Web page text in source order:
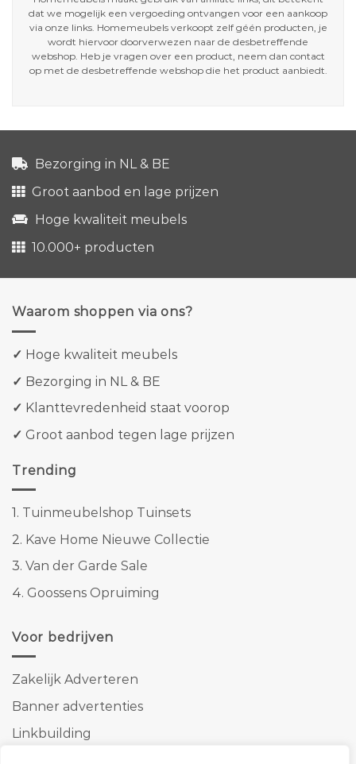
dat we mogelijk een vergoeding ontvangen voor een aankoop
via onze links. Homemeubels verkoopt zelf géén producten, je
wordt hiervoor doorverwezen naar de desbetreffende
webshop. Heb je vragen over een product, neem dan contact
op met de desbetreffende webshop die het product aanbiedt.
Bezorging in NL & BE
Groot aanbod en lage prijzen
Hoge kwaliteit meubels
10.000+ producten
Waarom shoppen via ons?
✓ Hoge kwaliteit meubels
✓ Bezorging in NL & BE
✓ Klanttevredenheid staat voorop
✓ Groot aanbod tegen lage prijzen
Trending
1. Tuinmeubelshop Tuinsets
2. Kave Home Nieuwe Collectie
3. Van der Garde Sale
4. Goossens Opruiming
Voor bedrijven
Zakelijk Adverteren
Banner advertenties
Linkbuilding